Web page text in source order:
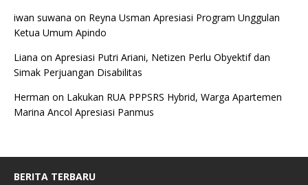
iwan suwana on Reyna Usman Apresiasi Program Unggulan
Ketua Umum Apindo
Liana on Apresiasi Putri Ariani, Netizen Perlu Obyektif dan
Simak Perjuangan Disabilitas
Herman on Lakukan RUA PPPSRS Hybrid, Warga Apartemen
Marina Ancol Apresiasi Panmus
BERITA TERBARU